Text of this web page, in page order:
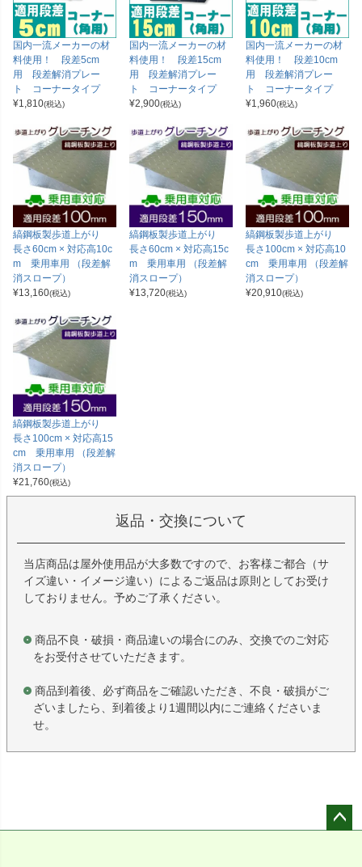
国内一流メーカーの材
料使用！ 段差5cm
用 段差解消プレー
ト コーナータイプ
¥1,810(税込)
国内一流メーカーの材
料使用！ 段差15cm
用 段差解消プレー
ト コーナータイプ
¥2,900(税込)
国内一流メーカーの材
料使用！ 段差10cm
用 段差解消プレー
ト コーナータイプ
¥1,960(税込)
縞鋼板製歩道上がり
長さ60cm × 対応高10c
m 乗用車用 （段差解
消スロープ）
¥13,160(税込)
縞鋼板製歩道上がり
長さ60cm × 対応高15c
m 乗用車用 （段差解
消スロープ）
¥13,720(税込)
縞鋼板製歩道上がり
長さ100cm × 対応高10
cm 乗用車用 （段差解
消スロープ）
¥20,910(税込)
縞鋼板製歩道上がり
長さ100cm × 対応高15
cm 乗用車用 （段差解
消スロープ）
¥21,760(税込)
返品・交換について
当店商品は屋外使用品が大多数ですので、お客様ご都合（サ
イズ違い・イメージ違い）によるご返品は原則としてお受け
しておりません。予めご了承ください。
商品不良・破損・商品違いの場合にのみ、交換でのご対応
をお受付させていただきます。
商品到着後、必ず商品をご確認いただき、不良・破損がご
ざいましたら、到着後より1週間以内にご連絡くださいま
せ。